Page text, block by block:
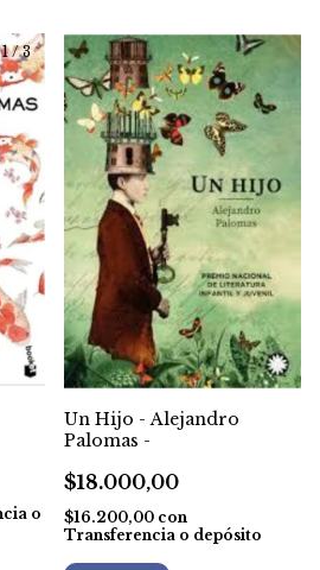
1/3
o
Un Hijo - Alejandro
Palomas -
$18.000,00
$16.200,00 con
Transferencia o depósito